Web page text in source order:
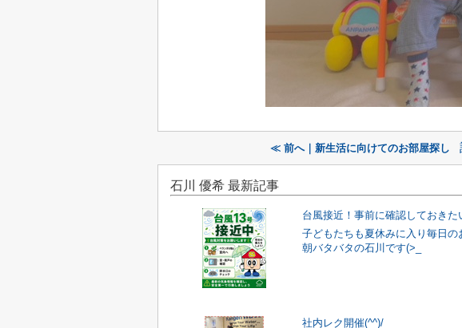
≪ 前へ｜新生活に向けてのお部屋探し
石川 優希 最新記事
台風接近！事前に確認しておきた
子どもたちも夏休みに入り毎日の
朝バタバタの石川です(>_
社内レク開催(^^)/